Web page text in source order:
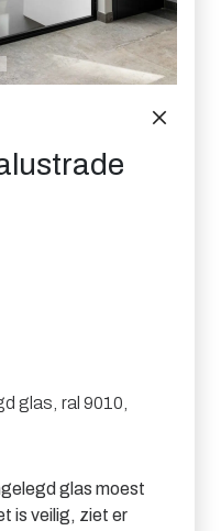
glas ral 9010
glas moest
is veilig, ziet er